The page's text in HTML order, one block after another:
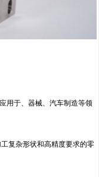
用于、器械、汽车制造等领
复杂形状和高精度要求的零